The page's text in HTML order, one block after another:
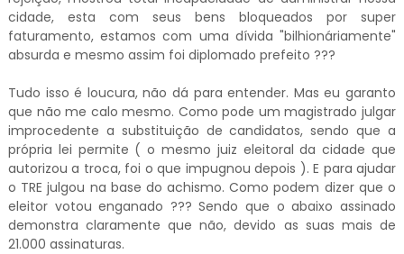
cidade, esta com seus bens bloqueados por super
faturamento, estamos com uma dívida "bilhionáriamente"
absurda e mesmo assim foi diplomado prefeito ???
Tudo isso é loucura, não dá para entender. Mas eu garanto
que não me calo mesmo. Como pode um magistrado julgar
improcedente a substituição de candidatos, sendo que a
própria lei permite ( o mesmo juiz eleitoral da cidade que
autorizou a troca, foi o que impugnou depois ). E para ajudar
o TRE julgou na base do achismo. Como podem dizer que o
eleitor votou enganado ??? Sendo que o abaixo assinado
demonstra claramente que não, devido as suas mais de
21.000 assinaturas.